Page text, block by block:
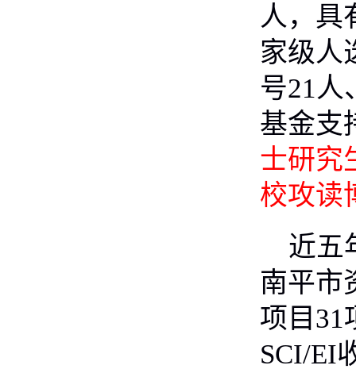
人，具
家级人
号21人
基金支
士研究
校攻读
近五
南平市
项目 31
SCI/EI